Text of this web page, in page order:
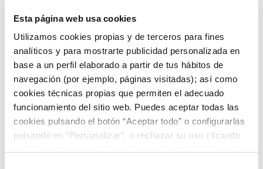
Esta página web usa cookies
Utilizamos cookies propias y de terceros para fines
analíticos y para mostrarte publicidad personalizada en
base a un perfil elaborado a partir de tus hábitos de
navegación (por ejemplo, páginas visitadas); así como
cookies técnicas propias que permiten el adecuado
funcionamiento del sitio web. Puedes aceptar todas las
cookies pulsando el botón “Aceptar todo” o configurarlas
pulsando en “Personalizar”, o rechazar su uso clicando
automático
Luz en maletero
Red de sujeción en maletero
+ Ver todos
Ficha técnica
Exterior